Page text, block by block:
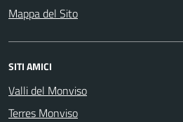
Mappa del Sito
SITI AMICI
Valli del Monviso
Terres Monviso